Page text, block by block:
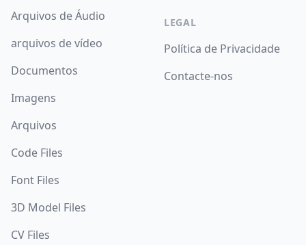
Arquivos de Áudio
arquivos de vídeo
Documentos
Imagens
Arquivos
Code Files
Font Files
3D Model Files
CV Files
LEGAL
Política de Privacidade
Contacte-nos